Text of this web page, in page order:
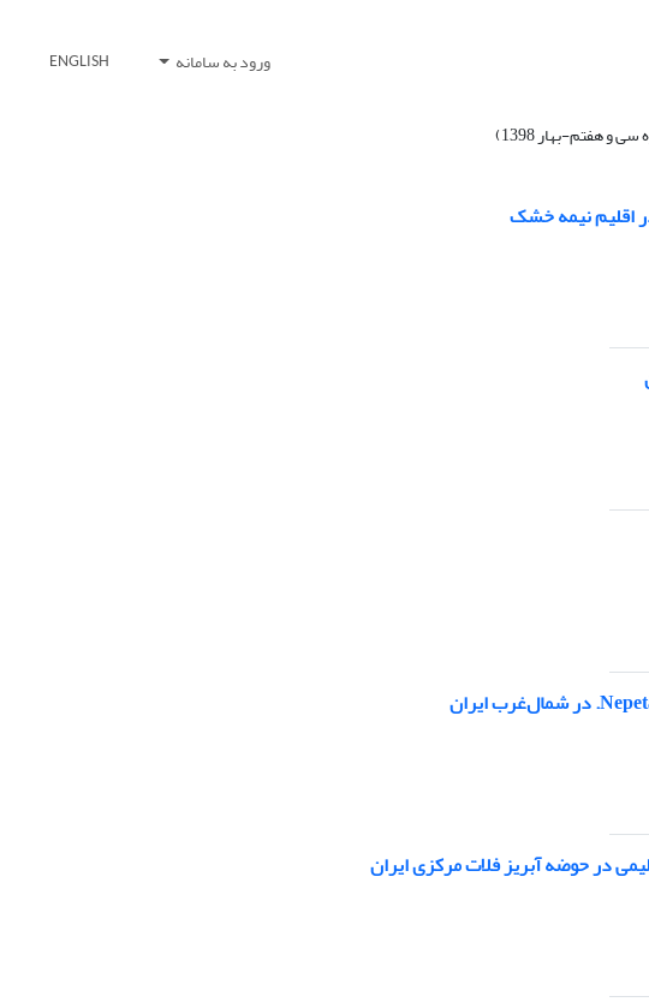
ورود به سامانه ENGLISH
اقلیم نیمه خشک
در حوضه آبریز فلات مرکزی ایران